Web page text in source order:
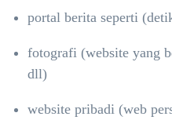
portal berita seperti
fotografi (website yang
dll)
website pribadi (web